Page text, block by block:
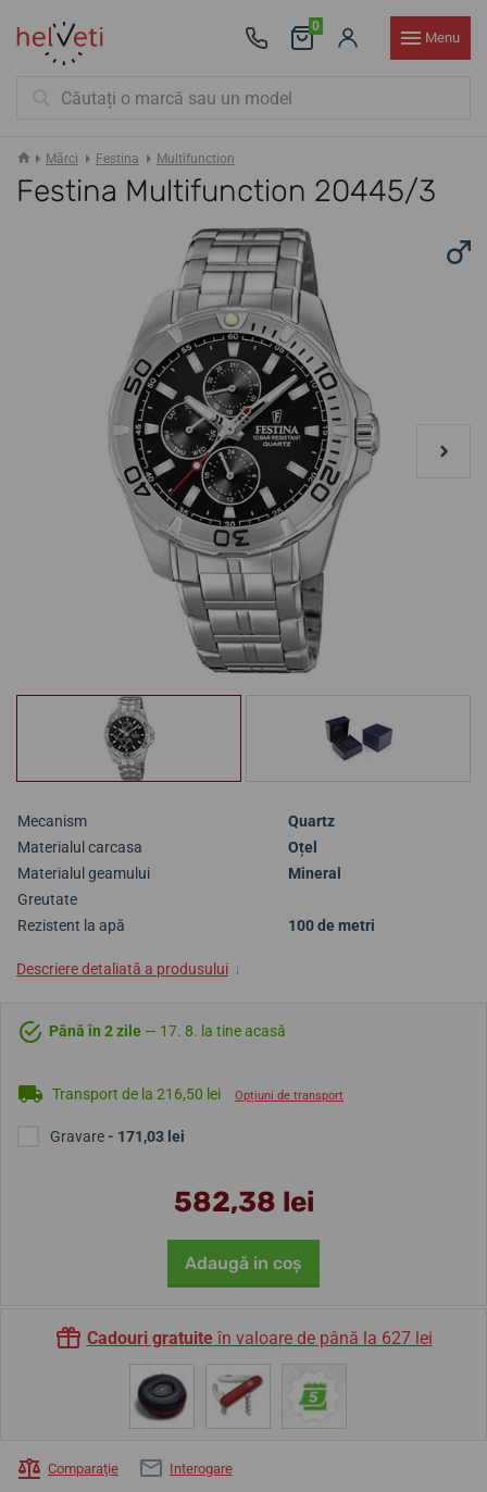
0
Menu
Mărci Festina Multifunction
Festina Multifunction 20445/3
Mecanism
Quartz
Materialul carcasa
Oțel
Materialul geamului
Mineral
Greutate
Rezistent la apă
100 de metri
Descriere detaliată a produsului ↓
Până în 2 zile — 17. 8. la tine acasă
Transport de la 216,50 lei Opțiuni de transport
Gravare- 171,03 lei
582,38 lei
Adaugă in coş
Cadouri gratuiteîn valoare de până la 627 lei
Comparaţie Interogare